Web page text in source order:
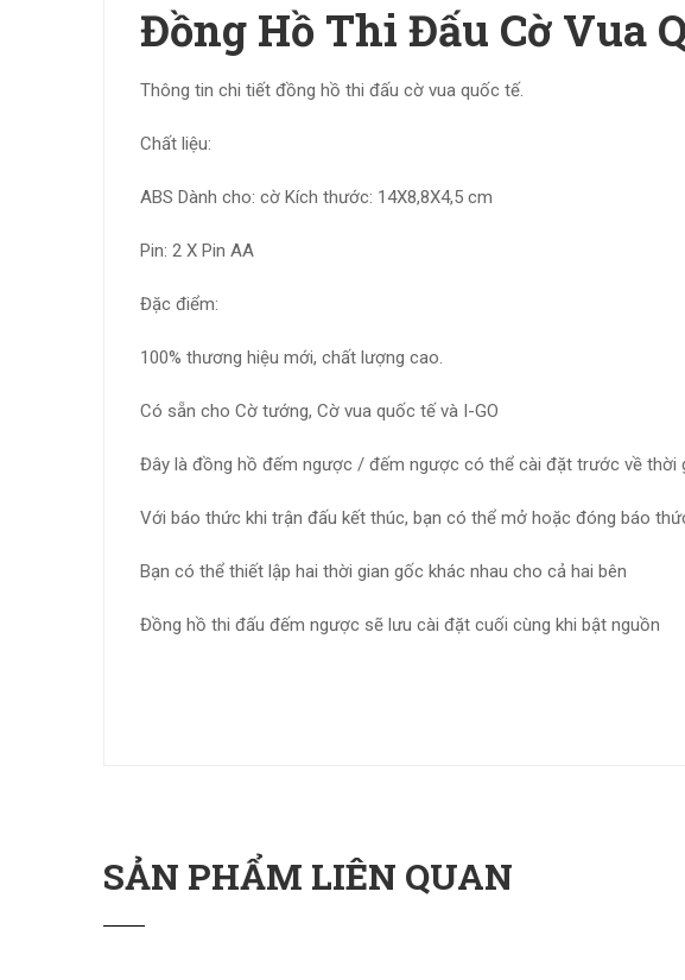
Đồng Hồ Thi Đấu Cờ Vua
Thông tin chi tiết đồng hồ thi đấu cờ vua quốc tế.
Chất liệu:
ABS Dành cho: cờ Kích thước: 14X8,8X4,5 cm
Pin: 2 X Pin AA
Đặc điểm:
100% thương hiệu mới, chất lượng cao.
Có sẵn cho Cờ tướng, Cờ vua quốc tế và I-GO
Đây là đồng hồ đếm ngược / đếm ngược có thể cài đặt trước về thời
Với báo thức khi trận đấu kết thúc, bạn có thể mở hoặc đóng báo
Bạn có thể thiết lập hai thời gian gốc khác nhau cho cả hai bên
Đồng hồ thi đấu đếm ngược sẽ lưu cài đặt cuối cùng khi bật nguồn
SẢN PHẨM LIÊN QUAN